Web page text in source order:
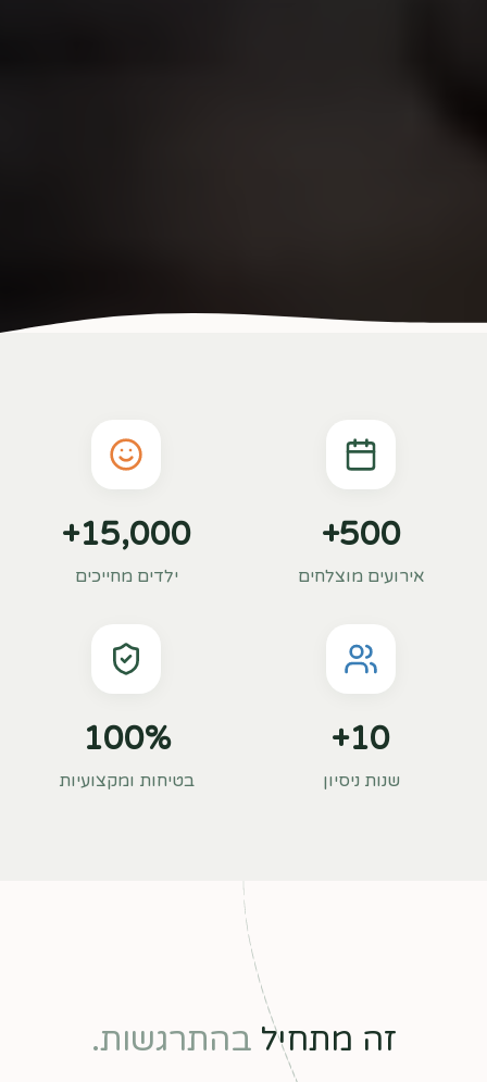
500
+
אירועים מוצלחים
15,000
+
ילדים מחייכים
10
+
שנות ניסיון
100%
בטיחות ומקצועיות
זה מתחיל בהתרגשות.